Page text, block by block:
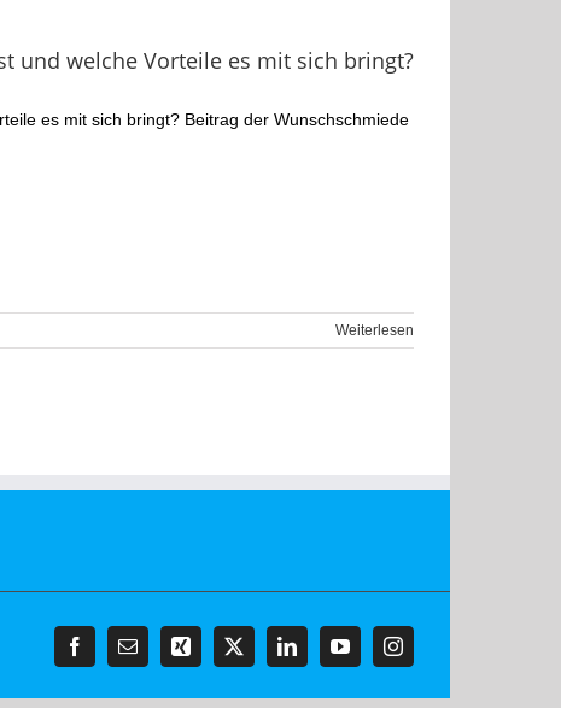
und welche Vorteile es mit sich bringt?
es mit sich bringt? Beitrag der Wunschschmiede
Weiterlesen
Facebook
E-
Mail
Xing X LinkedInYouTubeInstagram